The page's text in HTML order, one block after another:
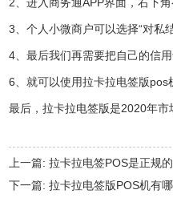
3、个人小微商户可以选择“对私
4、最后我们再需要把自己的信
6、就可以使用拉卡拉电签版pos
最后，拉卡拉电签版是2020年市
上一篇: 拉卡拉电签POS是正规
下一篇: 拉卡拉电签版POS机有